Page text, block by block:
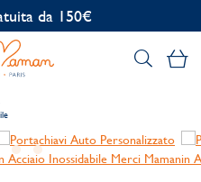
gratuita
Il